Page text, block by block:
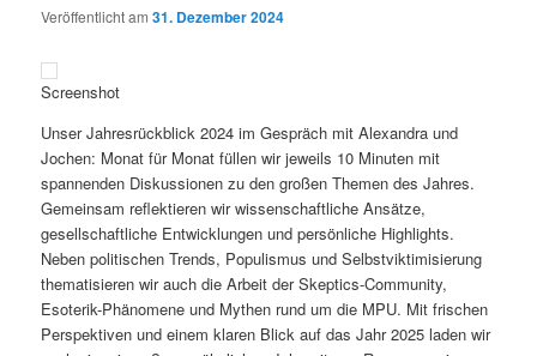
Veröffentlicht am31. Dezember 2024
Screenshot
Unser Jahresrückblick 2024 im Gespräch mit Alexandra und
Jochen: Monat für Monat füllen wir jeweils 10 Minuten mit
spannenden Diskussionen zu den großen Themen des Jahres.
Gemeinsam reflektieren wir wissenschaftliche Ansätze,
gesellschaftliche Entwicklungen und persönliche Highlights.
Neben politischen Trends, Populismus und Selbstviktimisierung
thematisieren wir auch die Arbeit der Skeptics-Community,
Esoterik-Phänomene und Mythen rund um die MPU. Mit frischen
Perspektiven und einem klaren Blick auf das Jahr 2025 laden wir